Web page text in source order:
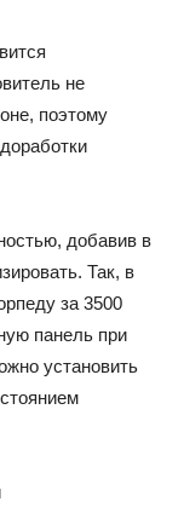
не
поэтому
добавив в
Так, в
за 3500
панель при
установить